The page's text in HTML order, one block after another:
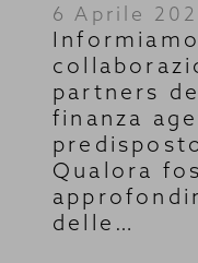
6 Aprile
partners
finanza
Qualora
delle…